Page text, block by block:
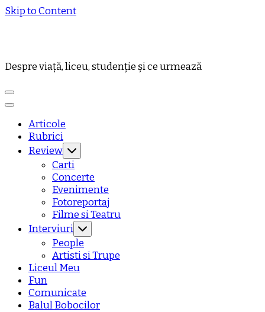
Skip to Content
Despre viață, liceu, studenție și ce urmează
Articole
Rubrici
Review
Carti
Concerte
Evenimente
Fotoreportaj
Filme si Teatru
Interviuri
People
Artisti si Trupe
Liceul Meu
Fun
Comunicate
Balul Bobocilor